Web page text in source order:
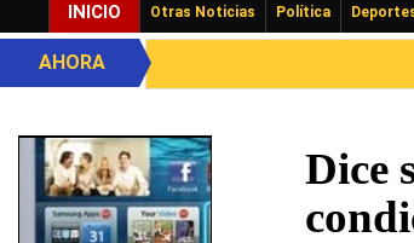
INICIO Otras Noticias Política
AHORA
Dice